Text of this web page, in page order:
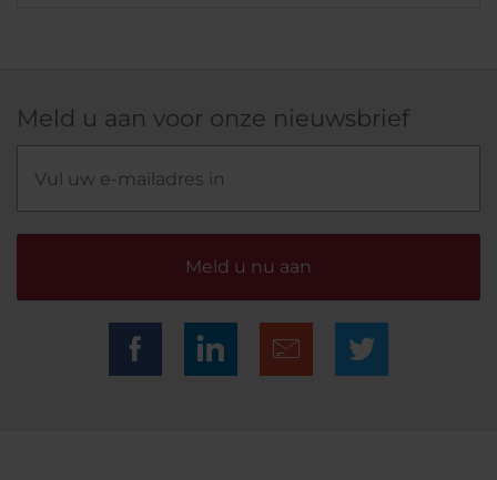
Meld u aan voor onze nieuwsbrief
Meld u nu aan